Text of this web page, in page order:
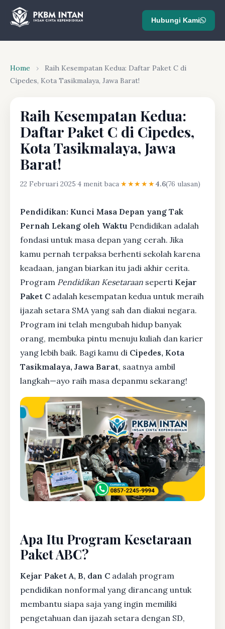
Hubungi Kami
Home ›
Raih Kesempatan Kedua: Daftar Paket C di
Cipedes, Kota Tasikmalaya, Jawa Barat!
Raih Kesempatan Kedua:
Daftar Paket C di Cipedes,
Kota Tasikmalaya, Jawa
Barat!
22 Februari 2025·4 menit baca·★★★★★4.6(76 ulasan)
Pendidikan: Kunci Masa Depan yang Tak
Pernah Lekang oleh Waktu Pendidikan adalah
fondasi untuk masa depan yang cerah. Jika
kamu pernah terpaksa berhenti sekolah karena
keadaan, jangan biarkan itu jadi akhir cerita.
Program Pendidikan Kesetaraan seperti Kejar
Paket C adalah kesempatan kedua untuk meraih
ijazah setara SMA yang sah dan diakui negara.
Program ini telah mengubah hidup banyak
orang, membuka pintu menuju kuliah dan karier
yang lebih baik. Bagi kamu di Cipedes, Kota
Tasikmalaya, Jawa Barat, saatnya ambil
langkah—ayo raih masa depanmu sekarang!
Apa Itu Program Kesetaraan
Paket ABC?
Kejar Paket A, B, dan C adalah program
pendidikan nonformal yang dirancang untuk
membantu siapa saja yang ingin memiliki
pengetahuan dan ijazah setara dengan SD,